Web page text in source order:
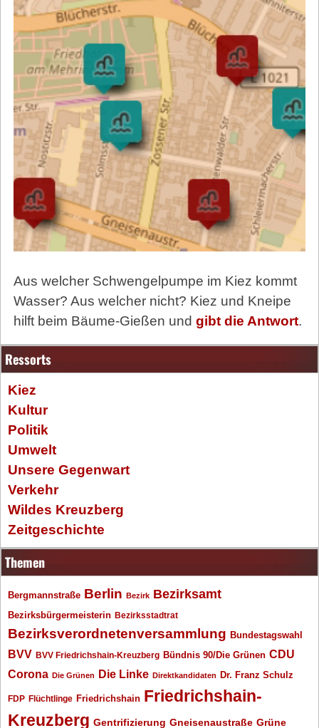
Aus welcher Schwengelpumpe im Kiez kommt
Wasser? Aus welcher nicht? Kiez und Kneipe
hilft beim Bäume-Gießen und gibt die Antwort.
Ressorts
Kiez
Kultur
Politik
Umwelt
Unsere Gegenwart
Verkehr
Wildes Kreuzberg
Zeitgeschichte
Themen
Bergmannstraße Berlin Bezirk Bezirksamt
Bezirksbürgermeisterin Bezirksstadtrat
Bezirksverordnetenversammlung Bundestagswahl
BVV BVV Friedrichshain-Kreuzberg Bündnis 90/Die Grünen CDU
Corona Die Grünen Die Linke Direktkandidaten Dr. Franz Schulz
FDP Flüchtlinge Friedrichshain Friedrichshain-
Kreuzberg Gentrifizierung Gneisenaustraße Grüne